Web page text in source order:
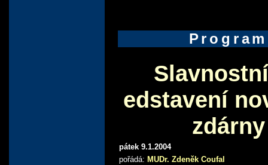
Program
edstavení
zdárny
pátek 9.1.2004
pořádá: MUDr. Zdeněk Coufal